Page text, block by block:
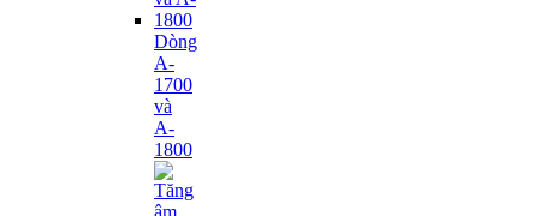
Dòng
A-
1700
và
A-
1800